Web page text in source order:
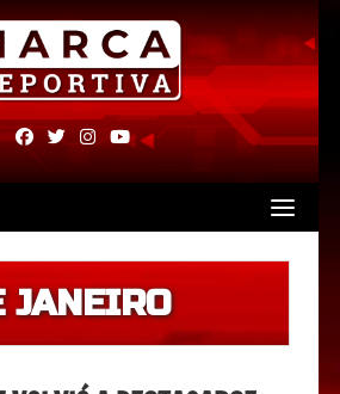
fab
fa-
fab
fa-
fab fab
JANEIRO